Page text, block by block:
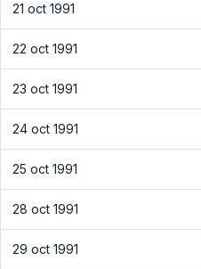
21 oct 1991
22 oct 1991
23 oct 1991
24 oct 1991
25 oct 1991
28 oct 1991
29 oct 1991